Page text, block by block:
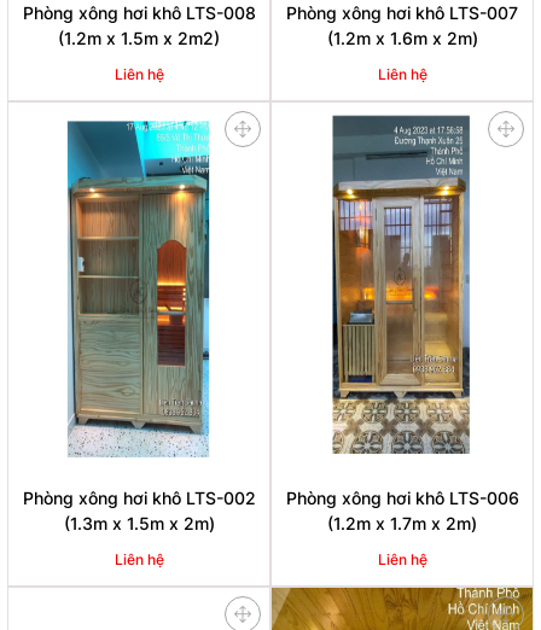
Phòng xông hơi khô LTS-008
(1.2m x 1.5m x 2m2)
Liên hệ
Phòng xông hơi khô LTS-007
(1.2m x 1.6m x 2m)
Liên hệ
Phòng xông hơi khô LTS-002
(1.3m x 1.5m x 2m)
Liên hệ
Phòng xông hơi khô LTS-006
(1.2m x 1.7m x 2m)
Liên hệ